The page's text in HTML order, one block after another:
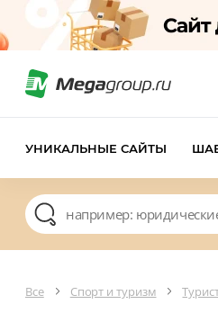
УНИКАЛЬНЫЕ САЙТЫ
Все Спорт и туризм